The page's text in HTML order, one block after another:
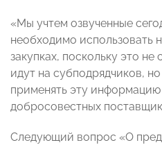
«Мы учтем озвученные
необходимо использовать
закупках, поскольку это не
идут на субподрядчиков,
применять эту информацию
добросовестных
Следующий вопрос «О